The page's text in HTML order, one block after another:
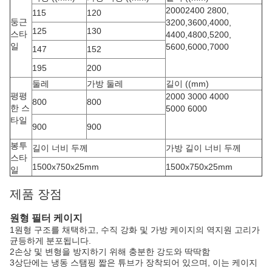
둥근
스타
일
115
120
20002400 2800,
3200,3600,4000,
4400,4800,5200,
5600,6000,7000
125
130
147
152
195
200
평평
한 스
타일
둘레 가방 둘레
길이 ((mm)
800
800
2000 3000 4000
5000 6000
900
900
봉투
스타
일
길이 너비 두께
가방 길이 너비 두께
1500x750x25mm
1500x750x25mm
제품 장점
원형 필터 케이지
1원형 구조를 채택하고, 수직 강화 및 가방 케이지의 역지원 고리가
균등하게 분포됩니다.
2손상 및 변형을 방지하기 위해 충분한 강도와 딱딱함
3상단에는 냉동 스탬핑 짧은 튜브가 장착되어 있으며, 이는 케이지